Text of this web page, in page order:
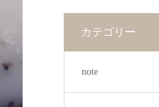
カテゴリー
note